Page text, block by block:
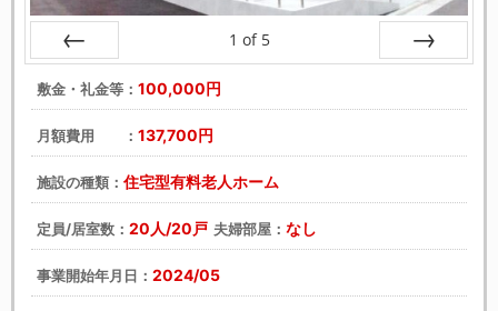
戻る
1 of 5
敷金・礼金等： 100,000円
月額費用 ： 137,700円
施設の種類： 住宅型有料老人ホーム
定員/居室数： 20人/20戸 夫婦部屋： なし
事業開始年月日： 2024/05